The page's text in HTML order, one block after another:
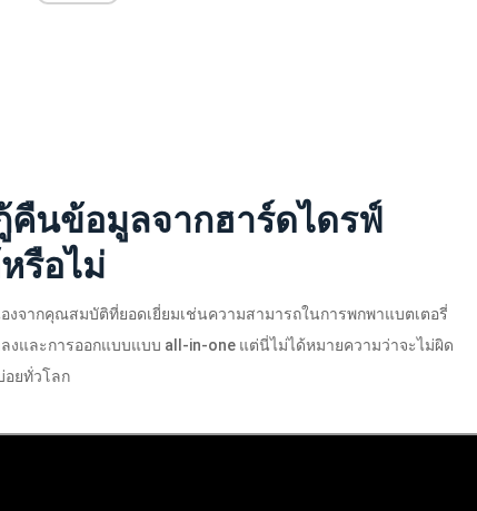
นข้อมูลจากฮาร์ดไดรฟ์
รือไม่
จากคุณสมบัติที่ยอดเยี่ยมเช่นความสามารถในการพกพาแบตเตอรี่
งและการออกแบบแบบ all-in-one แต่นี่ไม่ได้หมายความว่าจะไม่ผิด
ยทั่วโลก